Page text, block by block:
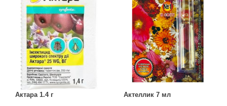
Актара 1.4 г Актеллик 7 мл
Семена тыквы, патиссона
Семена укропа
Семена фасоли
Семена цветов
Средства защиты от грызунов
Препараты для септиков, выгребных ям и
дачных туалетов, биодеструкторы
Хозяйственные товары
Средства защиты растений